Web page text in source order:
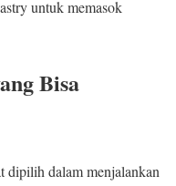
untuk memasok
Bisa
dipilih dalam menjalankan